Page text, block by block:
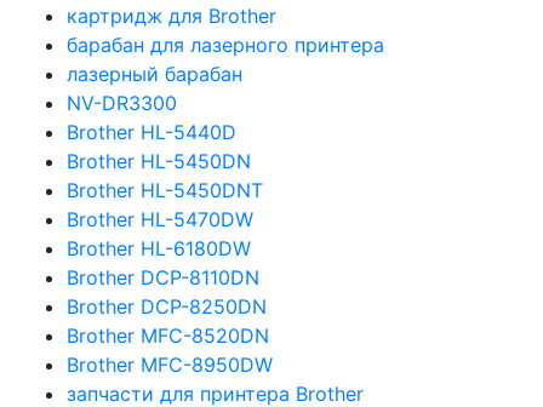
картридж для Brother
барабан для лазерного принтера
лазерный барабан
NV-DR3300
Brother HL-5440D
Brother HL-5450DN
Brother HL-5450DNT
Brother HL-5470DW
Brother HL-6180DW
Brother DCP-8110DN
Brother DCP-8250DN
Brother MFC-8520DN
Brother MFC-8950DW
запчасти для принтера Brother